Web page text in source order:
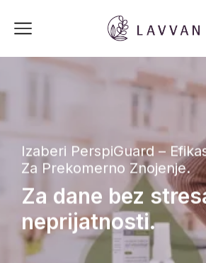
Izaberi PerspiGuard –
Za Prekomerno Znojenje.
Za dane bez
neprijatnosti.